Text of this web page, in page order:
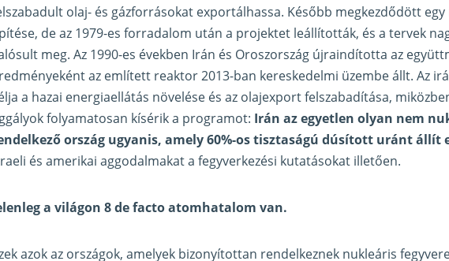
olaj- és gázforrásokat exportálhassa. Később megkezdődött
de az 1979-es forradalom után a projektet leállították, és a tervek
meg. Az 1990-es években Irán és Oroszország újraindította az
az említett reaktor 2013-ban kereskedelmi üzembe állt. Az
a hazai energiaellátás növelése és az olajexport felszabadítása,
folyamatosan kísérik a programot: Irán az egyetlen olyan nem
ország ugyanis, amely 60%-os tisztaságú dúsított uránt állít
és amerikai aggodalmakat a fegyverkezési kutatásokat illetően.
a világon 8 de facto atomhatalom van.
azok az országok, amelyek bizonyítottan rendelkeznek nukleáris